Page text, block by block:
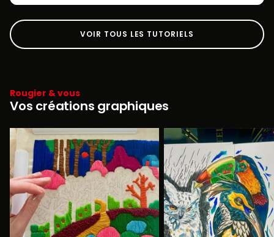
VOIR TOUS LES TUTORIELS
Rougier & vous
Vos créations graphiques